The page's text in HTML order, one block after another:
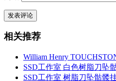
相关推荐
William Henry
SSD工作室 白色树脂刀坠
SSD工作室 树脂刀坠骷髅